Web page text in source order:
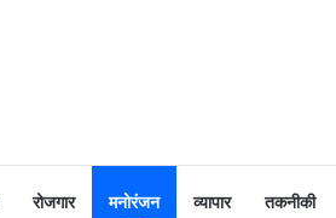
रोजगार मनोरंजन व्यापार तकनीकी